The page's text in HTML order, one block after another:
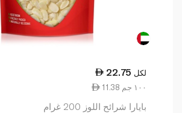
22.75 لكل
11.38 ١٠٠ جم
بايارا شرائح اللوز 200 غرام